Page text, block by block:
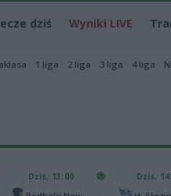
dziś Wyniki LIVE
1 liga 2 liga 3 liga 4 liga
Dziś, 13:00 Dziś,